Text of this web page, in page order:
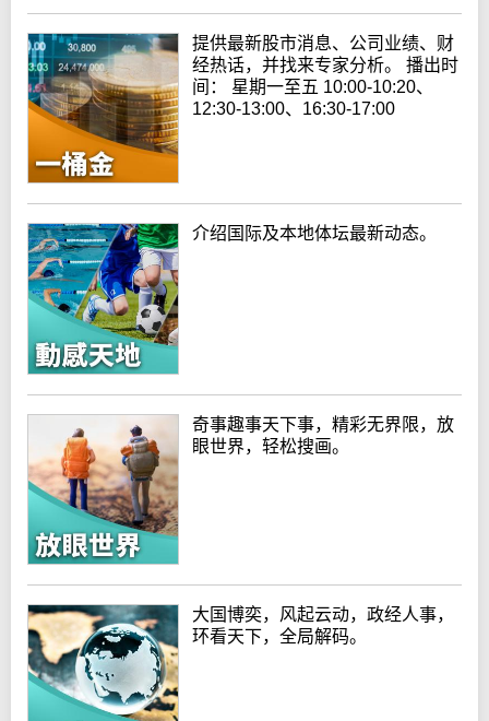
提供最新股市消息、公司业绩、财
经热话，并找来专家分析。 播出时
间： 星期一至五 10:00-10:20、
12:30-13:00、16:30-17:00
介绍国际及本地体坛最新动态。
奇事趣事天下事，精彩无界限，放
眼世界，轻松搜画。
大国博奕，风起云动，政经人事，
环看天下，全局解码。